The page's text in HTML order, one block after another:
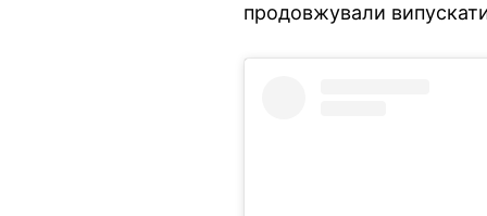
продовжували